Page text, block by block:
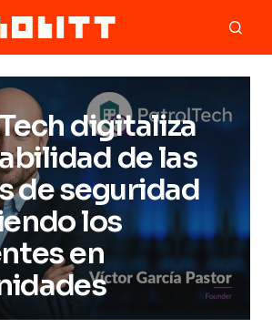
digitaliza
de las
de seguridad
los
en